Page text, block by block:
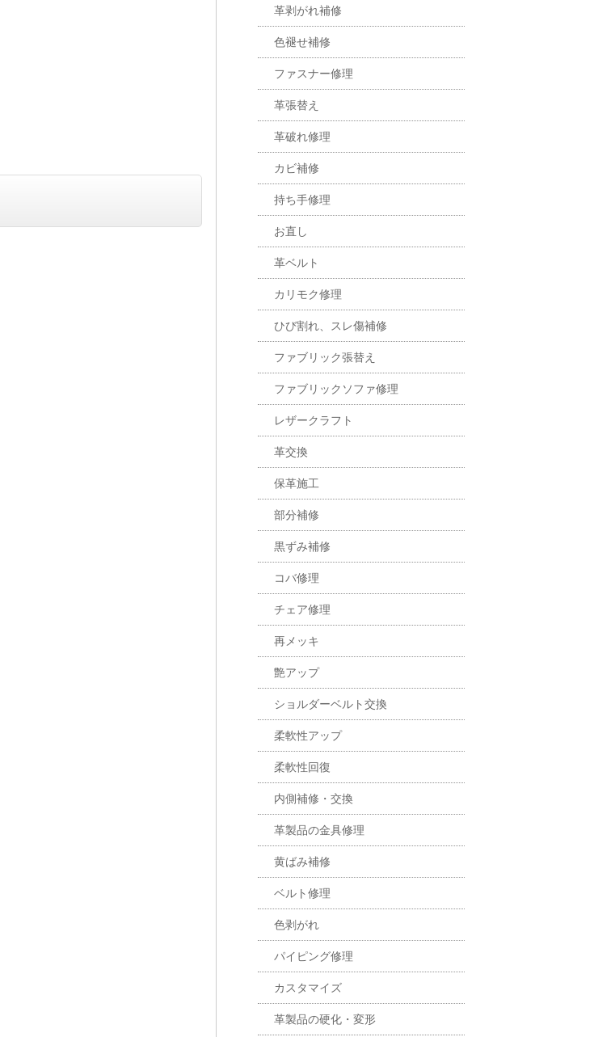
革剥がれ補修
色褪せ補修
ファスナー修理
革張替え
革破れ修理
カビ補修
持ち手修理
お直し
革ベルト
カリモク修理
ひび割れ、スレ傷補修
ファブリック張替え
ファブリックソファ修理
レザークラフト
革交換
保革施工
部分補修
黒ずみ補修
コバ修理
チェア修理
再メッキ
艶アップ
ショルダーベルト交換
柔軟性アップ
柔軟性回復
内側補修・交換
革製品の金具修理
黄ばみ補修
ベルト修理
色剥がれ
パイピング修理
カスタマイズ
革製品の硬化・変形